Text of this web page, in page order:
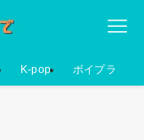
K-pop ボイプラ